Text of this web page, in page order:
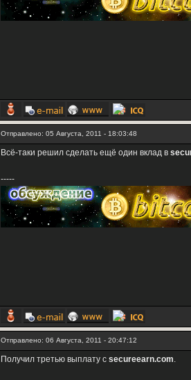
Отправлено: 05 Августа, 2011 - 18:03:48
Всё-таки решил сделать ещё один вклад в
-----
Отправлено: 06 Августа, 2011 - 20:47:12
Получил третью выплату с secureearn.com.